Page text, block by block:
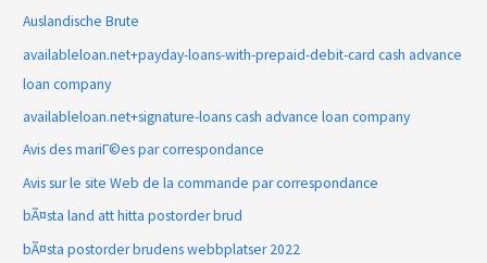
Auslandische Brute
availableloan.net+payday-loans-with-prepaid-debit-card cash advance
loan company
availableloan.net+signature-loans cash advance loan company
Avis des mariГ©es par correspondance
Avis sur le site Web de la commande par correspondance
bÃ¤sta land att hitta postorder brud
bÃ¤sta postorder brudens webbplatser 2022